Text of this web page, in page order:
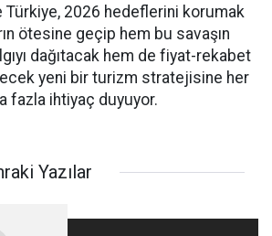
Türkiye, 2026 hedeflerini korumak
ötesine geçip hem bu savaşın
dağıtacak hem de fiyat-rekabet
yeni bir turizm stratejisine her
fazla ihtiyaç duyuyor.
Yazılar